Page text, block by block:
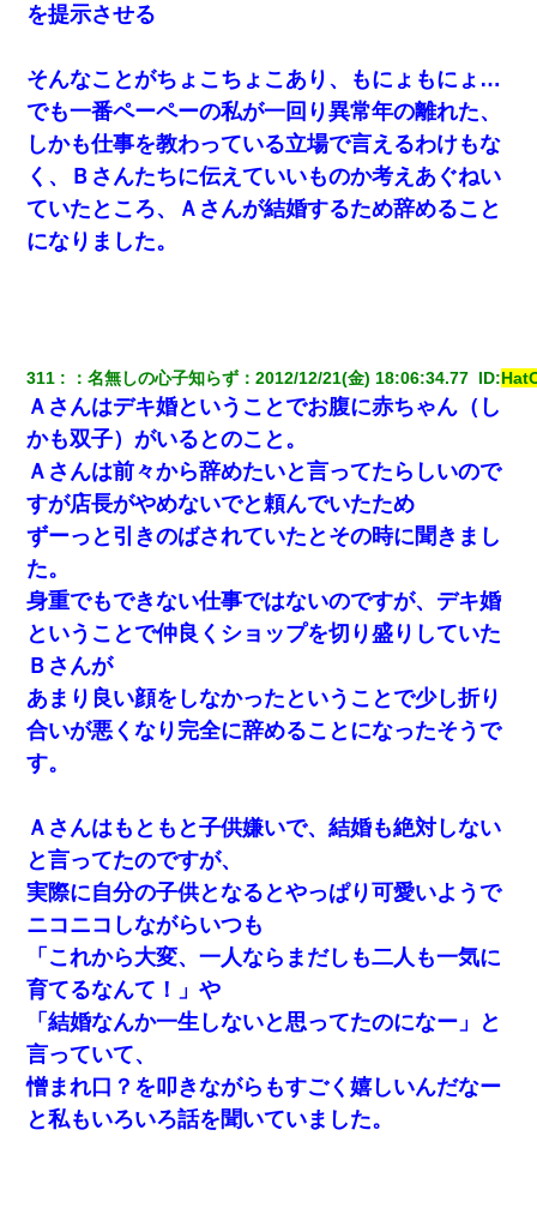
を提示させる
そんなことがちょこちょこあり、もにょもにょ…
でも一番ペーペーの私が一回り異常年の離れた、
しかも仕事を教わっている立場で言えるわけもな
く、Ｂさんたちに伝えていいものか考えあぐねい
ていたところ、Ａさんが結婚するため辞めること
になりました。
311 ：名無しの心子知らず ：2012/12/21(金) 18:06:34.77 ID:
Ａさんはデキ婚ということでお腹に赤ちゃん（し
かも双子）がいるとのこと。
Ａさんは前々から辞めたいと言ってたらしいので
すが店長がやめないでと頼んでいたため
ずーっと引きのばされていたとその時に聞きまし
た。
身重でもできない仕事ではないのですが、デキ婚
ということで仲良くショップを切り盛りしていた
Ｂさんが
あまり良い顔をしなかったということで少し折り
合いが悪くなり完全に辞めることになったそうで
す。
Ａさんはもともと子供嫌いで、結婚も絶対しない
と言ってたのですが、
実際に自分の子供となるとやっぱり可愛いようで
ニコニコしながらいつも
「これから大変、一人ならまだしも二人も一気に
育てるなんて！」や
「結婚なんか一生しないと思ってたのになー」と
言っていて、
憎まれ口？を叩きながらもすごく嬉しいんだなー
と私もいろいろ話を聞いていました。